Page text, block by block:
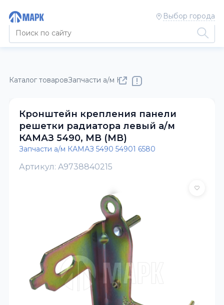
Выбор города
Каталог товаровЗапчасти а/м КАМАЗ
Кронштейн крепления панели
решетки радиатора левый а/м
КАМАЗ 5490, MB (MB)
Запчасти а/м КАМАЗ 5490 54901 6580
Артикул: A9738840215